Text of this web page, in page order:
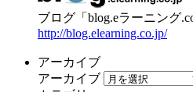
ブログ「blog.eラーニング
http://blog.elearning.co.jp/
アーカイブ
アーカイブ